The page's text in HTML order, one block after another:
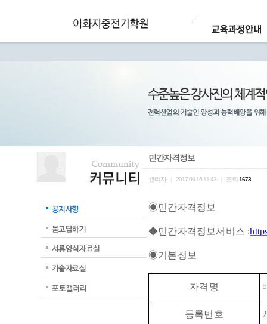
민간자격정보
관리자 2017.06.16 11:43 조회 1673
◉민간자격정보
◆민간자격정보서비스 :
◉기본정보
자격명
등록번호